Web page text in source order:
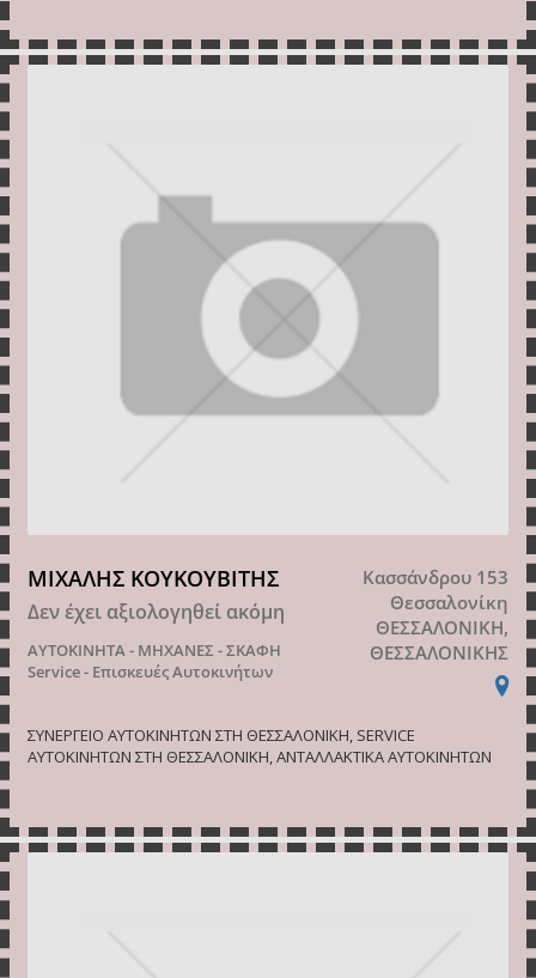
ΜΙΧΑΛΗΣ ΚΟΥΚΟΥΒΙΤΗΣ
Δεν έχει αξιολογηθεί ακόμη
ΑΥΤΟΚΙΝΗΤΑ - ΜΗΧΑΝΕΣ - ΣΚΑΦΗ
Service - Επισκευές Αυτοκινήτων
Κασσάνδρου 153
Θεσσαλονίκη
ΘΕΣΣΑΛΟΝΙΚΗ,
ΘΕΣΣΑΛΟΝΙΚΗΣ
ΣΥΝΕΡΓΕΙΟ ΑΥΤΟΚΙΝΗΤΩΝ ΣΤΗ ΘΕΣΣΑΛΟΝΙΚΗ, SERVICE
ΑΥΤΟΚΙΝΗΤΩΝ ΣΤΗ ΘΕΣΣΑΛΟΝΙΚΗ, ΑΝΤΑΛΛΑΚΤΙΚΑ ΑΥΤΟΚΙΝΗΤΩΝ